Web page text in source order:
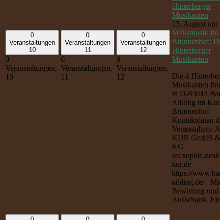
0
Veranstaltungen
10
0
Veranstaltungen,
10
0
Veranstaltungen
11
0
Veranstaltungen,
11
0
Veranstaltungen
12
0
Veranstaltungen,
12
Hinterberger
Musikanten
13. August um
Volksmusik im
Brunnenhof:
Hinterberger
Musikanten
Die 4
Musikanten
in D-83043
Aibling im
Brunnenhof
Kontaktdaten
Veranstalters:
KUR GmbH
KG
kur.de
https://
aibling.de/
Bewirtung und
Ausschank.